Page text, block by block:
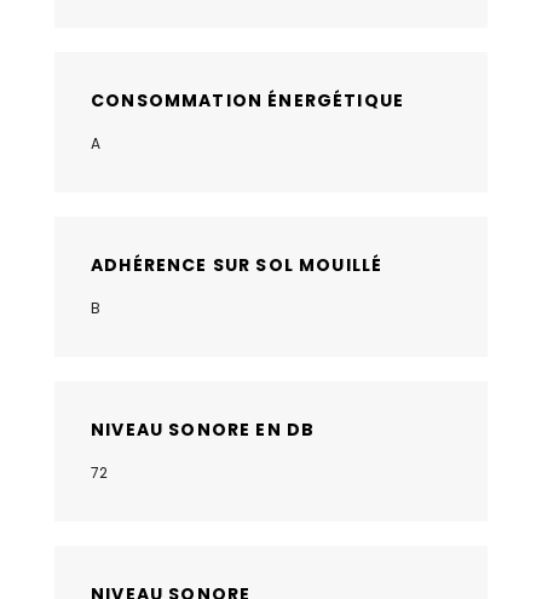
CONSOMMATION ÉNERGÉTIQUE
A
ADHÉRENCE SUR SOL MOUILLÉ
B
NIVEAU SONORE EN DB
72
NIVEAU SONORE